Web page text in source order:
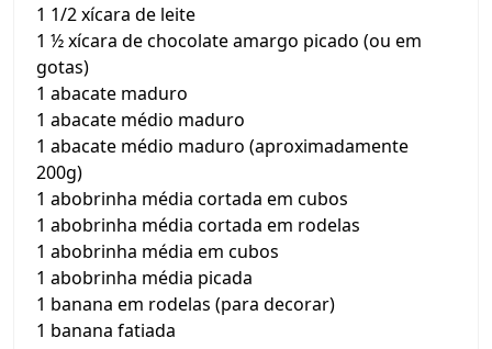
1 1/2 xícara de leite
1 ½ xícara de chocolate amargo picado (ou em
gotas)
1 abacate maduro
1 abacate médio maduro
1 abacate médio maduro (aproximadamente
200g)
1 abobrinha média cortada em cubos
1 abobrinha média cortada em rodelas
1 abobrinha média em cubos
1 abobrinha média picada
1 banana em rodelas (para decorar)
1 banana fatiada